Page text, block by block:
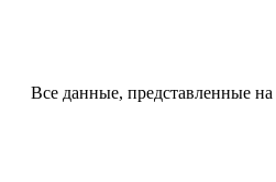
Все данные, представленные